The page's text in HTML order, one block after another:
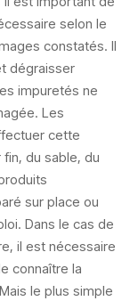
selon le
constatés. Il
dégraisser
impuretés ne
Les
cette
du sable, du
sur place ou
Dans le cas de
il est nécessaire
connaître la
le plus simple